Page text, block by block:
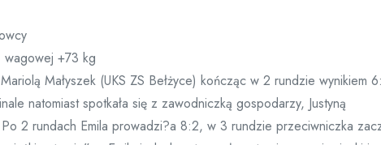
wagowej +73 kg
Małyszek (UKS ZS Bełżyce) kończąc w 2 rundzie wynikiem
natomiast spotkała się z zawodniczką gospodarzy, Justyną
2 rundach Emila prowadzi?a 8:2, w 3 rundzie przeciwniczka